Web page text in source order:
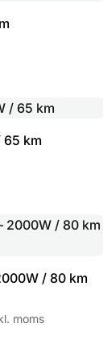
65 km
/ 80 km
moms